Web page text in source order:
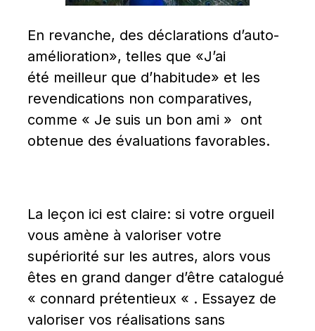
En revanche, des déclarations d’auto-
amélioration», telles que «J’ai
été meilleur que d’habitude» et les
revendications non comparatives,
comme « Je suis un bon ami »  ont
obtenue des évaluations favorables.
La leçon ici est claire: si votre orgueil
vous amène à valoriser votre
supériorité sur les autres, alors vous
êtes en grand danger d’être catalogué
« connard prétentieux « . Essayez de
valoriser vos réalisations sans